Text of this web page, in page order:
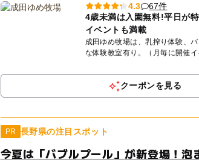
4.3
67件
4歳未満は入園無料!平日が
イベントも満載
成田ゆめ牧場は、乳搾り体験、
な体験教室有り。（月毎に開催
きます。春の...
クーポンを見る
PR 長野県の注目スポット
今夏は「バブルプール」が新登場！泡